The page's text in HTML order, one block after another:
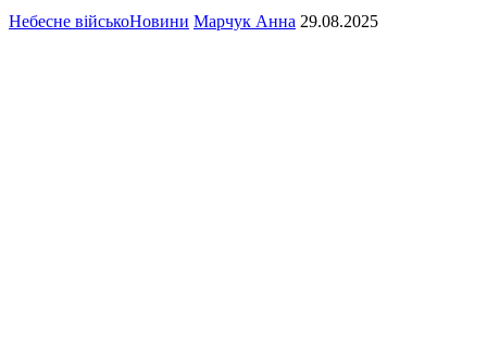
Небесне військоНовини Марчук Анна 29.08.2025